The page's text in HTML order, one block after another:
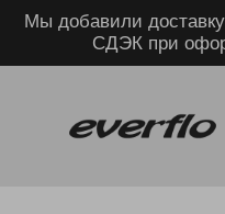
Мы добавили
СДЭК при